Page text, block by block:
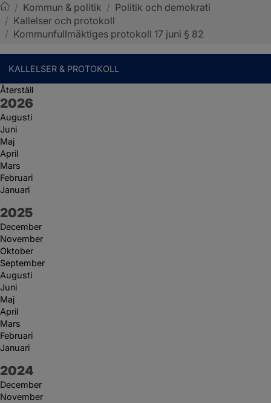
Sotenäs kommun
/ Kommun & politik / Politik och demokrati
/ Kallelser och protokoll
/ Kommunfullmäktiges protokoll 17 juni § 82
KALLELSER & PROTOKOLL
Återställ
År:
2026
Augusti
Juni
Maj
April
Mars
Februari
Januari
År:
2025
December
November
Oktober
September
Augusti
Juni
Maj
April
Mars
Februari
Januari
År:
2024
December
November